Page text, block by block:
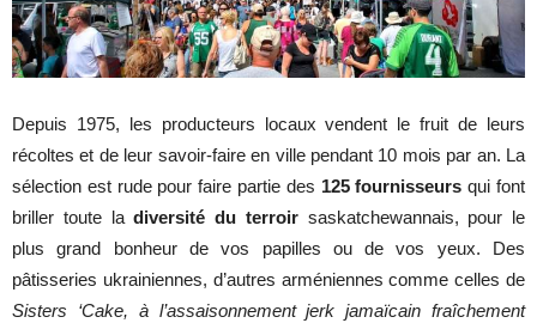
Depuis 1975, les producteurs locaux vendent le fruit de leurs
récoltes et de leur savoir-faire en ville pendant 10 mois par an. La
sélection est rude pour faire partie des 125 fournisseurs qui font
briller toute ladiversité du terroirsaskatchewannais, pour le
plus grand bonheur de vos papilles ou de vos yeux. Des
pâtisseries ukrainiennes, d’autres arméniennes comme celles de
Sisters ‘Cake, à l’assaisonnement jerk jamaïcain fraîchement